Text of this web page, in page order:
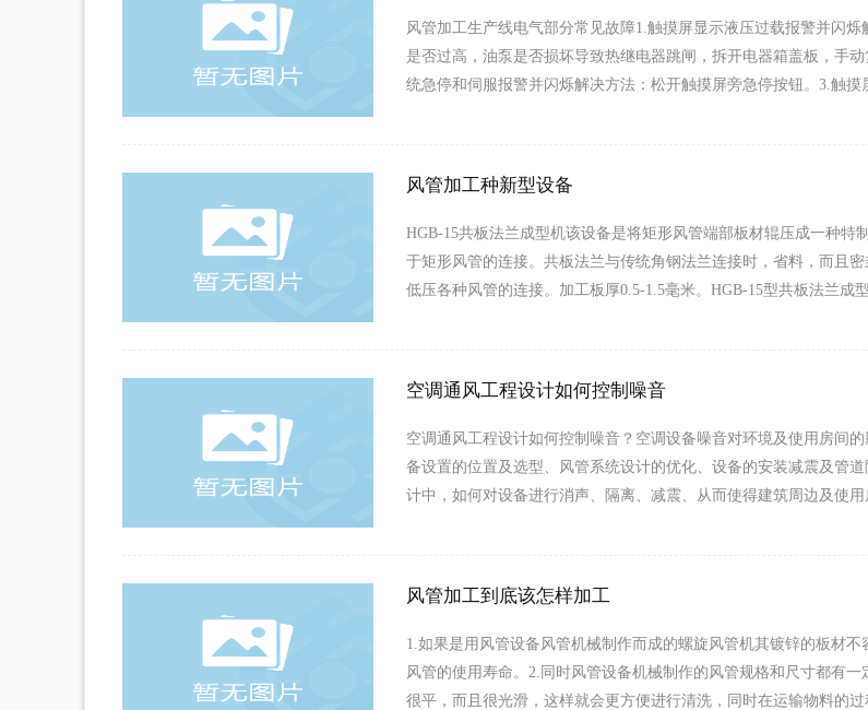
风管加工生产线电气部分常见故障1.触摸屏显示液压过载报警并闪
是否过高，油泵是否损坏导致热继电器跳闸，拆开电器箱盖板，手
统急停和伺服报警并闪烁解决方法：松开触摸屏旁急停按钮。3.触摸
风管加工种新型设备
HGB-15共板法兰成型机该设备是将矩形风管端部板材辊压成一种特
于矩形风管的连接。共板法兰与传统角钢法兰连接时，省料，而且密
低压各种风管的连接。加工板厚0.5-1.5毫米。HGB-15型共板法兰成
空调通风工程设计如何控制噪音
空调通风工程设计如何控制噪音？空调设备噪音对环境及使用房间
备设置的位置及选型、风管系统设计的优化、设备的安装减震及管
计中，如何对设备进行消声、隔离、减震、从而使得建筑周边及使用
风管加工到底该怎样加工
1.如果是用风管设备风管机械制作而成的螺旋风管机其镀锌的板材
风管的使用寿命。2.同时风管设备机械制作的风管规格和尺寸都有
很平，而且很光滑，这样就会更方便进行清洗，同时在运输物料的过